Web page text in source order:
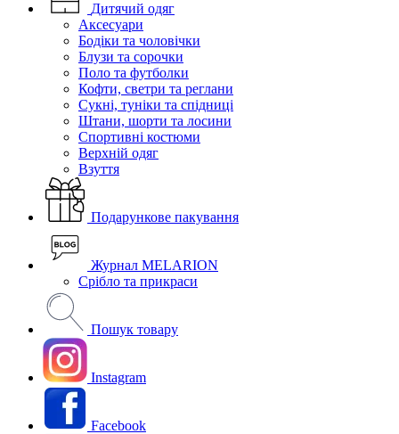
Дитячий одяг
Аксесуари
Бодіки та чоловічки
Блузи та сорочки
Поло та футболки
Кофти, светри та реглани
Сукні, туніки та спідниці
Штани, шорти та лосини
Спортивні костюми
Верхній одяг
Взуття
Подарункове пакування
Журнал MELARION
Срібло та прикраси
Пошук товару
Instagram
Facebook